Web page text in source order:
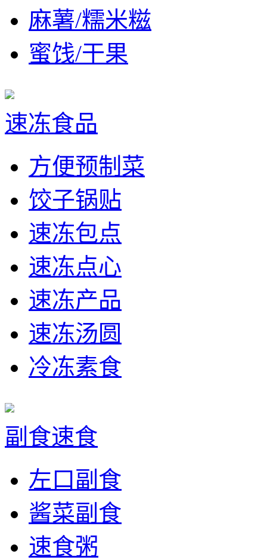
麻薯/糯米糍
蜜饯/干果
速冻食品
方便预制菜
饺子锅贴
速冻包点
速冻点心
速冻产品
速冻汤圆
冷冻素食
副食速食
左口副食
酱菜副食
速食粥